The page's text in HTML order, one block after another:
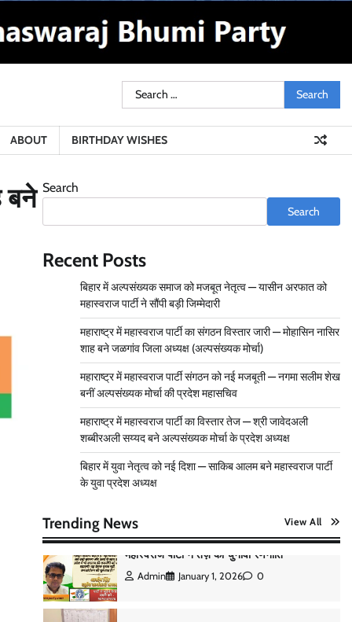
Birthday
Search
for:
ABOUT BIRTHDAY WISHES
बने Search
Search
Recent Posts
बिहार में अल्पसंख्यक समाज को मजबूत नेतृत्व — यासीन अरफात को
महास्वराज पार्टी ने सौंपी बड़ी जिम्मेदारी
महाराष्ट्र में महास्वराज पार्टी का संगठन विस्तार जारी — मोहासिन नासिर
शाह बने जळगांव जिला अध्यक्ष (अल्पसंख्यक मोर्चा)
महाराष्ट्र में महास्वराज पार्टी संगठन को नई मजबूती — नगमा सलीम शेख
बनीं अल्पसंख्यक मोर्चा की प्रदेश महासचिव
महाराष्ट्र में महास्वराज पार्टी का विस्तार तेज — श्री जावेदअली
शब्बीरअली सय्यद बने अल्पसंख्यक मोर्चा के प्रदेश अध्यक्ष
बिहार में युवा नेतृत्व को नई दिशा — साकिब आलम बने महास्वराज पार्टी
के युवा प्रदेश अध्यक्ष
Trending News View All
मुंबई से उत्तर प्रदेश तक राजनीतिक विस्तार,
महास्वराज पार्टी ने तेज़ की चुनावी रणनीति
वार्ड 160 से महास्वराज पार्टी की प्रत्याशी स्वलेहा
सिद्दीकी—नामांकन मंज़ूर, 3 जनवरी को मिलेगा चुनाव
चिन्ह
Admin
Rashtriya Mahaswaraj Bhumi Party
Announces National Office Bearers
Admin November 14, 2025 0
वार्ड 96 में बदलाव की हुंकार, महास्वराज पार्टी अध्यक्ष
समीर साहब ने बताए चुनाव जीतने के जादुई तरीके –
चुनाव चिन्ह “बस”
Admin
मुंबई से उत्तर प्रदेश तक राजनीतिक विस्तार,
महास्वराज पार्टी ने तेज़ की चुनावी रणनीति
Admin January 1, 2026 0